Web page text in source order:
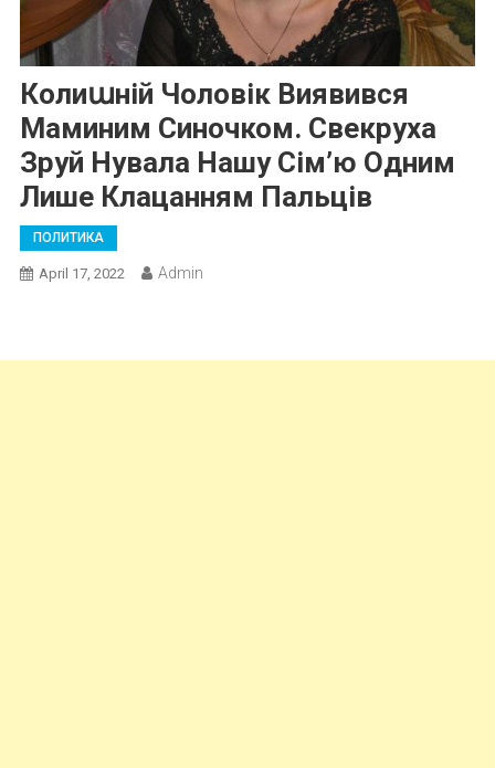
Колиաній Чоловік Виявився
Маминим Синочком. Свекруха
Зруй Нувала Нашу Сім’ю Одним
Лише Клацанням Пальців
ПОЛИТИКА
April 17, 2022 Admin